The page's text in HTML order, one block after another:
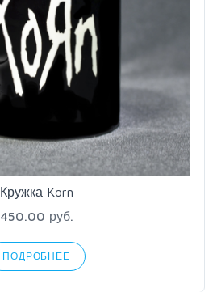
Кружка Korn
450.00 руб.
ПОДРОБНЕЕ